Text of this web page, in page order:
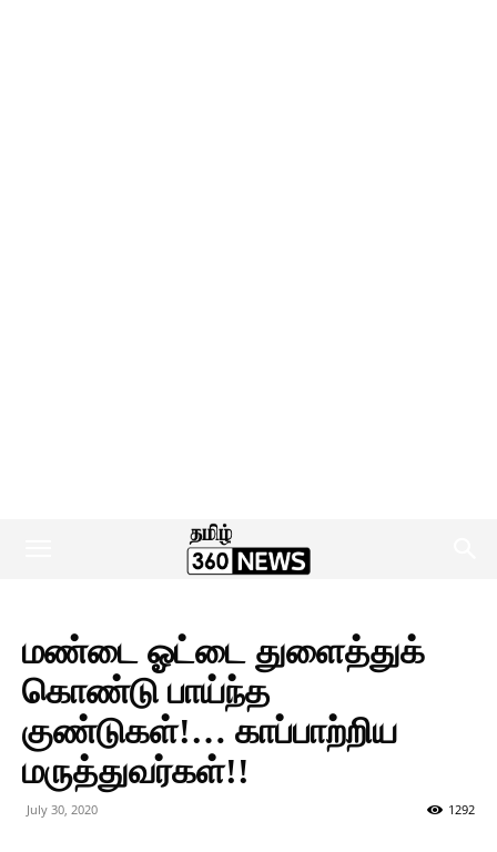
மண்டை ஓட்டை துளைத்துக்
கொண்டு பாய்ந்த
குண்டுகள்!… காப்பாற்றிய
மருத்துவர்கள்!!
July 30, 2020 1292